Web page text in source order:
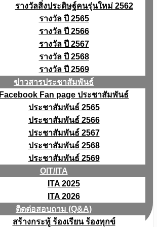
รางวัลสิ่งประดิษฐ์คนรุ่นใหม่ 2562
รางวัล ปี 2565
รางวัล ปี 2566
รางวัล ปี 2567
รางวัล ปี 2568
รางวัล ปี 2569
ข่าวสารประชาสัมพันธ์
Facebook Fan page ประชาสัมพันธ์
ประชาสัมพันธ์ 2565
ประชาสัมพันธ์ 2566
ประชาสัมพันธ์ 2567
ประชาสัมพันธ์ 2568
ประชาสัมพันธ์ 2569
OIT/ITA
ITA 2025
ITA 2026
ติดต่อสอบถาม (Q&A)
สร้างกระทู้ ร้องเรียน ร้องทุกข์